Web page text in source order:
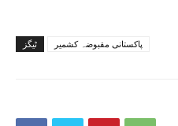
ٹیگز پاکستانی مقبوضہ کشمیر